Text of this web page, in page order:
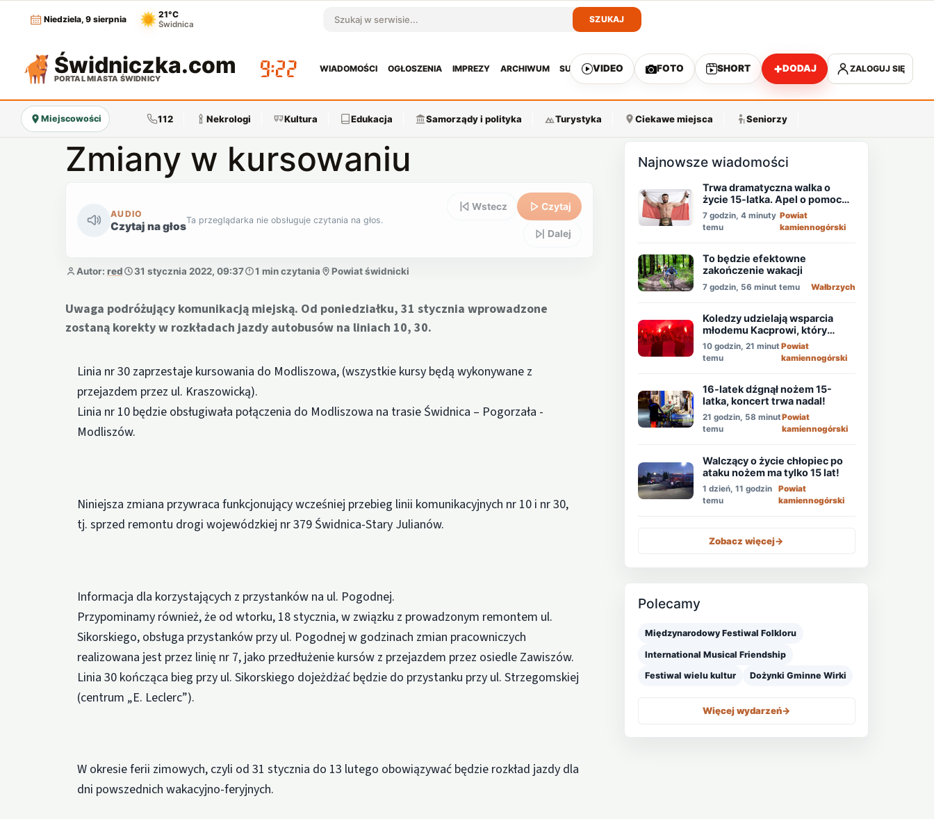
Niedziela, 9 sierpnia
21°C
Świdnica Szukaj w serwisie
SZUKAJ
Świdniczka.com
PORTAL MIASTA ŚWIDNICY 09:22
WIADOMOŚCI OGŁOSZENIA IMPREZY ARCHIWUM SUBSKRYPCJA
VIDEO FOTO SHORT +DODAJ ZALOGUJ SIĘ
Miejscowości 112 Nekrologi Kultura Edukacja Samorządy i polityka Turystyka Ciekawe miejsca Seniorzy
Zmiany w kursowaniu
AUDIO
Czytaj na głosTa przeglądarka nie obsługuje czytania na głos.
Wstecz Czytaj
Dalej
Autor: red 31 stycznia 2022, 09:37 1 min czytania Powiat świdnicki
Uwaga podróżujący komunikacją miejską. Od poniedziałku, 31 stycznia wprowadzone
zostaną korekty w rozkładach jazdy autobusów na liniach 10, 30.
Linia nr 30 zaprzestaje kursowania do Modliszowa, (wszystkie kursy będą wykonywane z
przejazdem przez ul. Kraszowicką).
Linia nr 10 będzie obsługiwała połączenia do Modliszowa na trasie Świdnica – Pogorzała -
Modliszów.
Niniejsza zmiana przywraca funkcjonujący wcześniej przebieg linii komunikacyjnych nr 10 i nr 30,
tj. sprzed remontu drogi wojewódzkiej nr 379 Świdnica-Stary Julianów.
Informacja dla korzystających z przystanków na ul. Pogodnej.
Przypominamy również, że od wtorku, 18 stycznia, w związku z prowadzonym remontem ul.
Sikorskiego, obsługa przystanków przy ul. Pogodnej w godzinach zmian pracowniczych
realizowana jest przez linię nr 7, jako przedłużenie kursów z przejazdem przez osiedle Zawiszów.
Linia 30 kończąca bieg przy ul. Sikorskiego dojeżdżać będzie do przystanku przy ul. Strzegomskiej
(centrum „E. Leclerc”).
W okresie ferii zimowych, czyli od 31 stycznia do 13 lutego obowiązywać będzie rozkład jazdy dla
dni powszednich wakacyjno-feryjnych.
Najnowsze wiadomości
Trwa dramatyczna walka o
życie 15-latka. Apel o pomoc
mistrza MMA - Memeda
Khalidova
7 godzin, 4 minuty
temu
Powiat
kamiennogórski
To będzie efektowne
zakończenie wakacji
7 godzin, 56 minut temu Wałbrzych
Koledzy udzielają wsparcia
młodemu Kacprowi, który
walczy o życie po ataku
nożownika!
10 godzin, 21 minut
temu
Powiat
kamiennogórski
16-latek dźgnął nożem 15-
latka, koncert trwa nadal!
21 godzin, 58 minut
temu
Powiat
kamiennogórski
Walczący o życie chłopiec po
ataku nożem ma tylko 15 lat!
1 dzień, 11 godzin
temu
Powiat
kamiennogórski
Zobacz więcej->
Polecamy
Międzynarodowy Festiwal Folkloru
International Musical Friendship
Festiwal wielu kultur Dożynki Gminne Wirki
Więcej wydarzeń->